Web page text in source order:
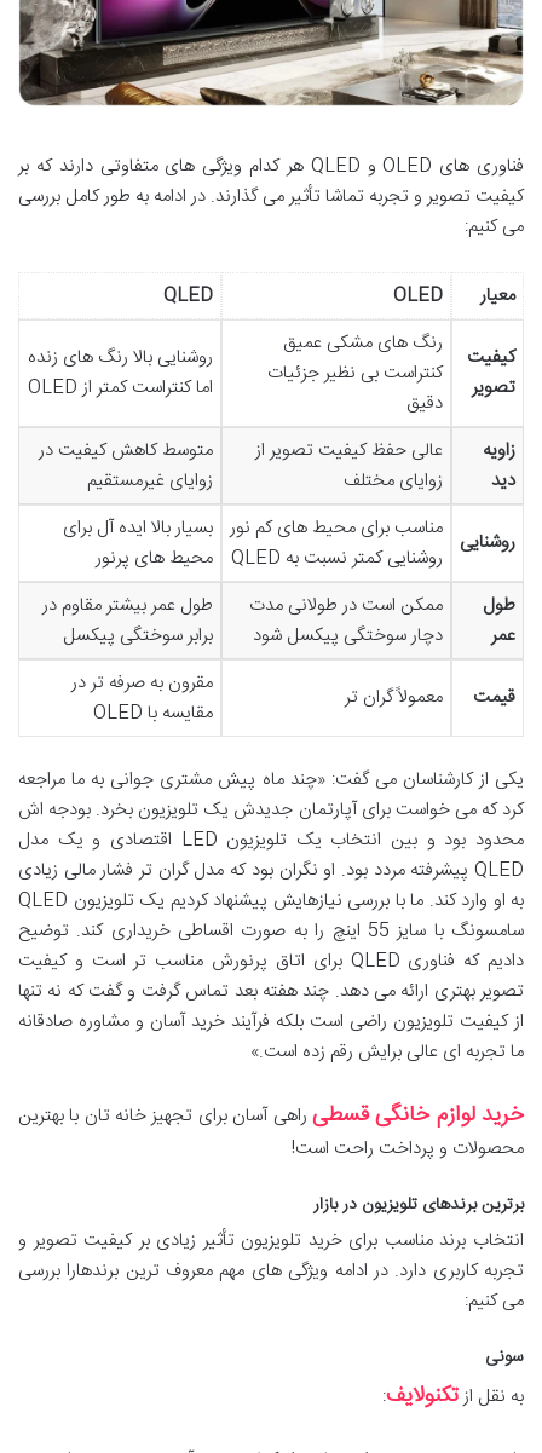
فناوری های OLED و QLED هر کدام ویژگی های متفاوتی دارند که بر
کیفیت تصویر و تجربه تماشا تأثیر می گذارند. در ادامه به طور کامل بررسی
می کنیم:
معیار OLED
QLED
کیفیت
تصویر
رنگ های مشکی عمیق
کنتراست بی نظیر جزئیات
دقیق
روشنایی بالا رنگ های زنده
اما کنتراست کمتر از OLED
زاویه
دید
عالی حفظ کیفیت تصویر از
زوایای مختلف
متوسط کاهش کیفیت در
زوایای غیرمستقیم
روشنایی مناسب برای محیط های کم نور
روشنایی کمتر نسبت به QLED
بسیار بالا ایده آل برای
محیط های پرنور
طول
عمر
ممکن است در طولانی مدت
دچار سوختگی پیکسل شود
طول عمر بیشتر مقاوم در
برابر سوختگی پیکسل
قیمت معمولاً گران تر
مقرون به صرفه تر در
مقایسه با OLED
یکی از کارشناسان می گفت: «چند ماه پیش مشتری جوانی به ما مراجعه
کرد که می خواست برای آپارتمان جدیدش یک تلویزیون بخرد. بودجه اش
محدود بود و بین انتخاب یک تلویزیون LED اقتصادی و یک مدل
QLED پیشرفته مردد بود. او نگران بود که مدل گران تر فشار مالی زیادی
به او وارد کند. ما با بررسی نیازهایش پیشنهاد کردیم یک تلویزیون QLED
سامسونگ با سایز 55 اینچ را به صورت اقساطی خریداری کند. توضیح
دادیم که فناوری QLED برای اتاق پرنورش مناسب تر است و کیفیت
تصویر بهتری ارائه می دهد. چند هفته بعد تماس گرفت و گفت که نه تنها
از کیفیت تلویزیون راضی است بلکه فرآیند خرید آسان و مشاوره صادقانه
ما تجربه ای عالی برایش رقم زده است.»
خرید لوازم خانگی قسطی راهی آسان برای تجهیز خانه تان با بهترین
محصولات و پرداخت راحت است!
برترین برندهای تلویزیون در بازار
انتخاب برند مناسب برای خرید تلویزیون تأثیر زیادی بر کیفیت تصویر و
تجربه کاربری دارد. در ادامه ویژگی های مهم معروف ترین برندهارا بررسی
می کنیم:
سونی
به نقل ازتکنولایف: